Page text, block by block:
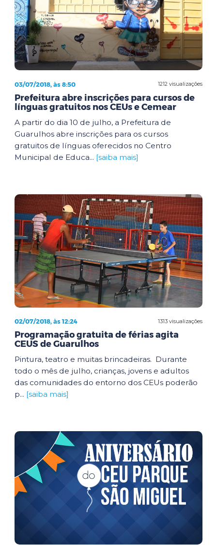
1212 visualizações
03/07/2018, às 8:50
Prefeitura abre inscrições para cursos de
línguas gratuitos nos CEUs e Cemear
A partir do dia 10 de julho, a Prefeitura de
Guarulhos abre inscrições para os cursos
gratuitos de línguas oferecidos no Centro
Municipal de Educa... [saiba mais]
1313 visualizações
02/07/2018, às 12:24
Programação gratuita de férias agita
CEUS de Guarulhos
Pintura, teatro e muitas brincadeiras. Durante
todo o mês de julho, crianças, jovens e adultos
das comunidades do entorno dos CEUs poderão
p... [saiba mais]